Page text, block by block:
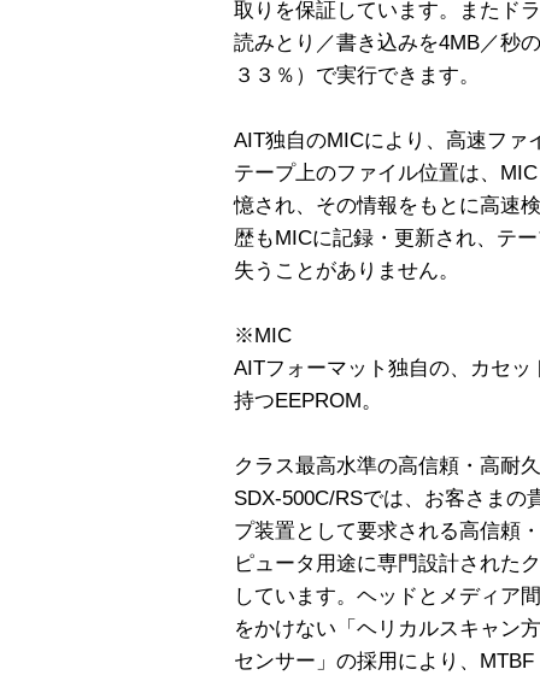
取りを保証しています。またド
読みとり／書き込みを4MB／秒
３３％）で実行できます。
AIT独自のMICにより、高速ファ
テープ上のファイル位置は、
憶され、その情報をもとに高速
歴もMICに記録・更新され、テ
失うことがありません。
※MIC
AITフォーマット独自の、カセ
持つEEPROM。
クラス最高水準の高信頼・高耐
SDX-500C/RSでは、お客さまの
プ装置として要求される高信頼
ピュータ用途に専門設計された
しています。ヘッドとメディア
をかけない「ヘリカルスキャン
センサー」の採用により、